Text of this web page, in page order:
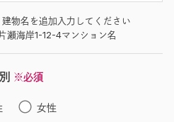
物名を追加入力してください
瀬海岸1-12-4マンション名
※必須
女性